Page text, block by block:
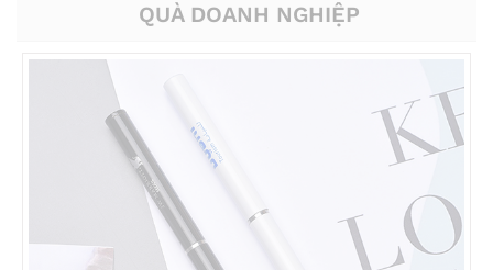
QUÀ DOANH NGHIỆP